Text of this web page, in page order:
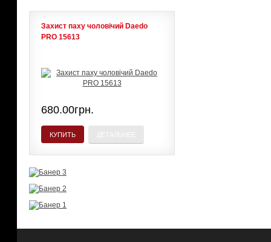
Захист паху чоловічий Daedo
PRO 15613
680.00грн.
КУПИТЬ